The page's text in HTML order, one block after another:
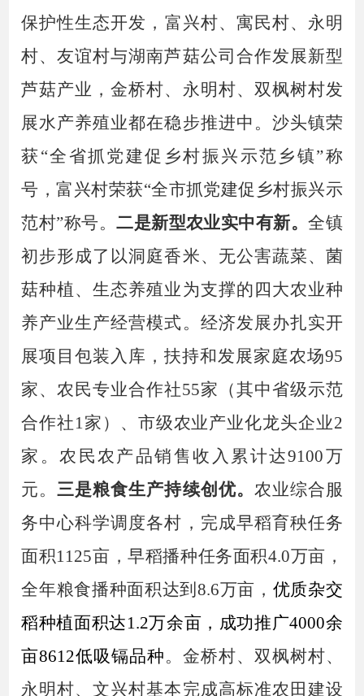
保护性生态开发 ， 富兴村、寓民村、永明
村、友谊村与湖南芦菇公司合作发展新型
芦菇产业，金桥村、永明村、双枫树村发
展水产养殖业都在稳步推进中 。 沙头镇荣
获“全省抓党建促乡村振兴示范乡镇”称
号 ，富兴村荣获“全市抓党建促乡村振兴示
范村”称号。二是新型农业实中有新。全镇
初步形成了以洞庭香米、无公害蔬菜、 菌
菇种植、生态养殖业为支撑的四大农业种
养产业生产经营模式。 经济发展办扎实开
展项目包装入库，扶持和发展家庭农场95
家、农民专业合作社55家（其中省级示范
合作社1家）、市级农业产业化龙头企业2
家。农民农产品销售收入 累计达9100万
元。三是粮食生产持续创优。 农业综合服
务中心科学调度各村， 完成早稻育秧任务
面积1125亩，早稻播种任务面积4.0万亩 ，
全年粮食播种面积达到8.6万亩 ， 优质杂交
稻种植面积达1.2万余亩，成功推广4000余
亩8612低吸镉品种。金桥村、双枫树村、
永明村、文兴村基本完成高标准农田建设